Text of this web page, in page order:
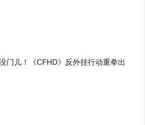
门儿！《CFHD》反外挂行动重拳出